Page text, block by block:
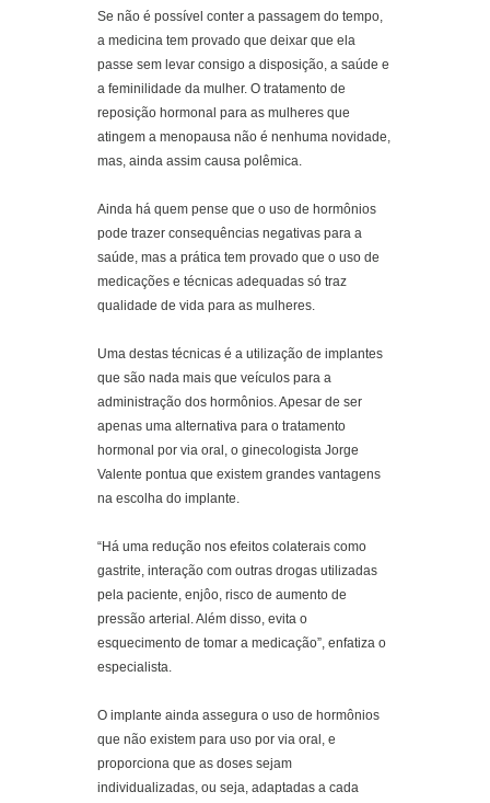
Se não é possível conter a passagem do tempo,
a medicina tem provado que deixar que ela
passe sem levar consigo a disposição, a saúde e
a feminilidade da mulher. O tratamento de
reposição hormonal para as mulheres que
atingem a menopausa não é nenhuma novidade,
mas, ainda assim causa polêmica.
Ainda há quem pense que o uso de hormônios
pode trazer consequências negativas para a
saúde, mas a prática tem provado que o uso de
medicações e técnicas adequadas só traz
qualidade de vida para as mulheres.
Uma destas técnicas é a utilização de implantes
que são nada mais que veículos para a
administração dos hormônios. Apesar de ser
apenas uma alternativa para o tratamento
hormonal por via oral, o ginecologista Jorge
Valente pontua que existem grandes vantagens
na escolha do implante.
“Há uma redução nos efeitos colaterais como
gastrite, interação com outras drogas utilizadas
pela paciente, enjôo, risco de aumento de
pressão arterial. Além disso, evita o
esquecimento de tomar a medicação”, enfatiza o
especialista.
O implante ainda assegura o uso de hormônios
que não existem para uso por via oral, e
proporciona que as doses sejam
individualizadas, ou seja, adaptadas a cada